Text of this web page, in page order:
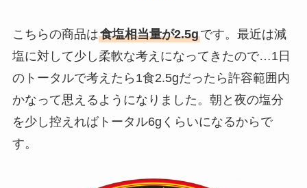
こちらの商品は食塩相当量が2.5gです。最近は減
塩に対して少し柔軟な考えになってきたので…1日
のトータルで考えたら1食2.5gだったら許容範囲内
かなって思えるようになりました。朝と夜の塩分
を少し控えればトータル6gくらいになるからで
す。